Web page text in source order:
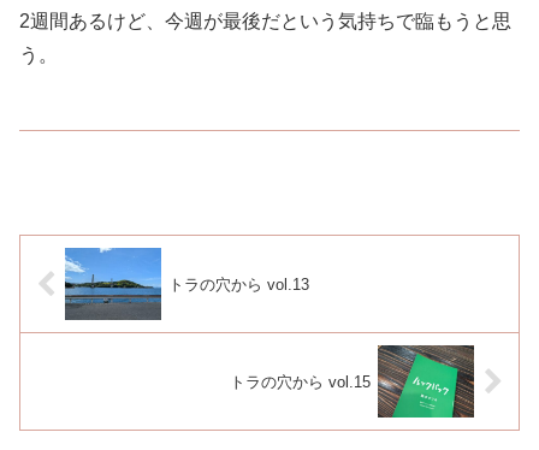
2週間あるけど、今週が最後だという気持ちで臨もうと思
う。
トラの穴から vol.13
トラの穴から vol.15